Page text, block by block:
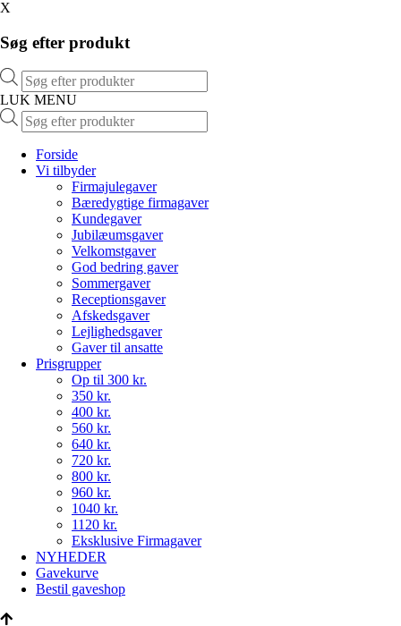
X
Søg efter produkt
Products
search
LUK MENU
Products
search
Forside
Vi tilbyder
Firmajulegaver
Bæredygtige firmagaver
Kundegaver
Jubilæumsgaver
Velkomstgaver
God bedring gaver
Sommergaver
Receptionsgaver
Afskedsgaver
Lejlighedsgaver
Gaver til ansatte
Prisgrupper
Op til 300 kr.
350 kr.
400 kr.
560 kr.
640 kr.
720 kr.
800 kr.
960 kr.
1040 kr.
1120 kr.
Eksklusive Firmagaver
NYHEDER
Gavekurve
Bestil gaveshop